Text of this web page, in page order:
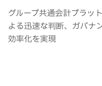
グループ共通会計プラッ
よる迅速な判断、ガバナ
効率化を実現